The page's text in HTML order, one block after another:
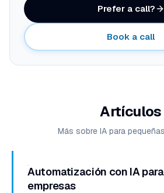
Prefer a call?
Book a call
Artículos
Más sobre IA para
Automatización con IA
empresas